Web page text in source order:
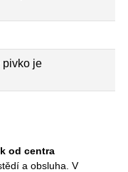
pivko je
od centra
a obsluha. V